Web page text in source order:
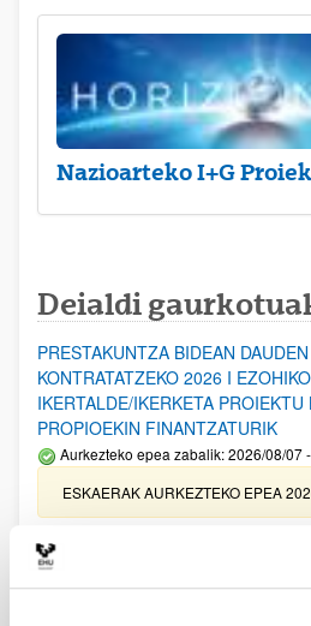
Nazioarteko I+G
Deialdi
PRESTAKUNTZA BIDEAN
KONTRATATZEKO 2026 I
IKERTALDE/IKERKETA
PROPIOEKIN FINANTZATURIK
Aurkezteko epea zabalik: 2026/08/07
ESKAERAK AURKEZTEKO EPEA
UPV/EHUn Azpiegitura Zientifikoa
erosi eta berritzeko laguntzak 2026